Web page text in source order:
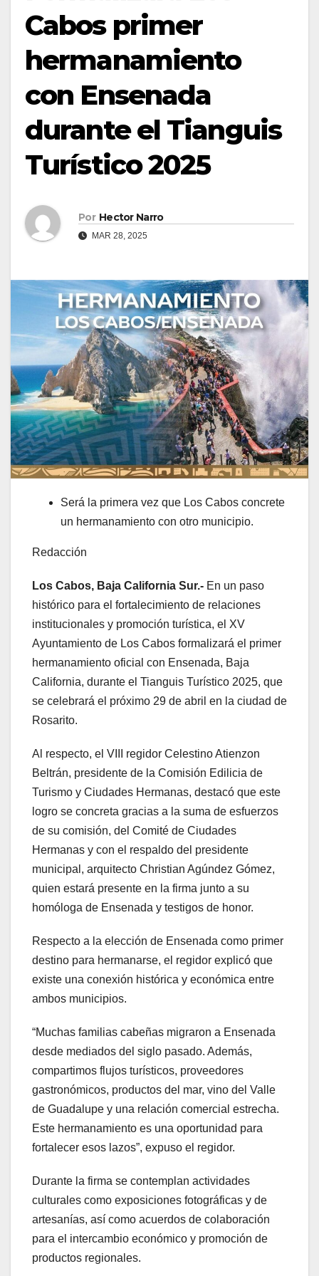
Cabos primer
hermanamiento
con Ensenada
durante el Tianguis
Turístico 2025
Por Hector Narro
MAR 28, 2025
Será la primera vez que Los Cabos concrete
un hermanamiento con otro municipio.
Redacción
Los Cabos, Baja California Sur.- En un paso
histórico para el fortalecimiento de relaciones
institucionales y promoción turística, el XV
Ayuntamiento de Los Cabos formalizará el primer
hermanamiento oficial con Ensenada, Baja
California, durante el Tianguis Turístico 2025, que
se celebrará el próximo 29 de abril en la ciudad de
Rosarito.
Al respecto, el VIII regidor Celestino Atienzon
Beltrán, presidente de la Comisión Edilicia de
Turismo y Ciudades Hermanas, destacó que este
logro se concreta gracias a la suma de esfuerzos
de su comisión, del Comité de Ciudades
Hermanas y con el respaldo del presidente
municipal, arquitecto Christian Agúndez Gómez,
quien estará presente en la firma junto a su
homóloga de Ensenada y testigos de honor.
Respecto a la elección de Ensenada como primer
destino para hermanarse, el regidor explicó que
existe una conexión histórica y económica entre
ambos municipios.
“Muchas familias cabeñas migraron a Ensenada
desde mediados del siglo pasado. Además,
compartimos flujos turísticos, proveedores
gastronómicos, productos del mar, vino del Valle
de Guadalupe y una relación comercial estrecha.
Este hermanamiento es una oportunidad para
fortalecer esos lazos”, expuso el regidor.
Durante la firma se contemplan actividades
culturales como exposiciones fotográficas y de
artesanías, así como acuerdos de colaboración
para el intercambio económico y promoción de
productos regionales.